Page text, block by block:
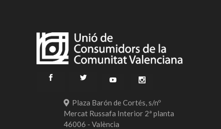
Plaza Barón de Cortés, s/nº
Mercat Russafa Interior 2ª planta
46006 - València